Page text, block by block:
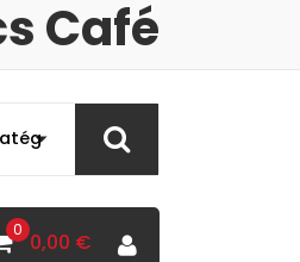
Café
0 0,00 €